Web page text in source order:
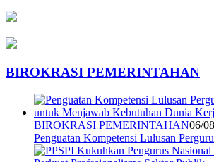
BIROKRASI PEMERINTAHAN
BIROKRASI PEMERINTAHAN06/
Penguatan Kompetensi Lulusan